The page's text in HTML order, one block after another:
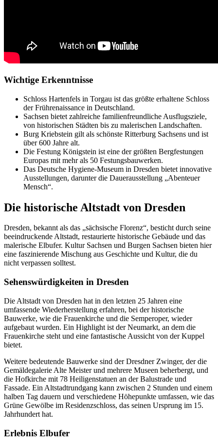
Wichtige Erkenntnisse
Schloss Hartenfels in Torgau ist das größte erhaltene Schloss
der Frührenaissance in Deutschland.
Sachsen bietet zahlreiche familienfreundliche Ausflugsziele,
von historischen Städten bis zu malerischen Landschaften.
Burg Kriebstein gilt als schönste Ritterburg Sachsens und ist
über 600 Jahre alt.
Die Festung Königstein ist eine der größten Bergfestungen
Europas mit mehr als 50 Festungsbauwerken.
Das Deutsche Hygiene-Museum in Dresden bietet innovative
Ausstellungen, darunter die Dauerausstellung „Abenteuer
Mensch“.
Die historische Altstadt von Dresden
Dresden, bekannt als das „sächsische Florenz“, besticht durch seine
beeindruckende Altstadt, restaurierte historische Gebäude und das
malerische Elbufer. Kultur Sachsen und Burgen Sachsen bieten hier
eine faszinierende Mischung aus Geschichte und Kultur, die du
nicht verpassen solltest.
Sehenswürdigkeiten in Dresden
Die Altstadt von Dresden hat in den letzten 25 Jahren eine
umfassende Wiederherstellung erfahren, bei der historische
Bauwerke, wie die Frauenkirche und die Semperoper, wieder
aufgebaut wurden. Ein Highlight ist der Neumarkt, an dem die
Frauenkirche steht und eine fantastische Aussicht von der Kuppel
bietet.
Weitere bedeutende Bauwerke sind der Dresdner Zwinger, der die
Gemäldegalerie Alte Meister und mehrere Museen beherbergt, und
die Hofkirche mit 78 Heiligenstatuen an der Balustrade und
Fassade. Ein Altstadtrundgang kann zwischen 2 Stunden und einem
halben Tag dauern und verschiedene Höhepunkte umfassen, wie das
Grüne Gewölbe im Residenzschloss, das seinen Ursprung im 15.
Jahrhundert hat.
Erlebnis Elbufer